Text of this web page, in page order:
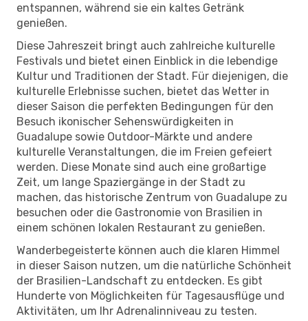
entspannen, während sie ein kaltes Getränk
genießen.
Diese Jahreszeit bringt auch zahlreiche kulturelle
Festivals und bietet einen Einblick in die lebendige
Kultur und Traditionen der Stadt. Für diejenigen, die
kulturelle Erlebnisse suchen, bietet das Wetter in
dieser Saison die perfekten Bedingungen für den
Besuch ikonischer Sehenswürdigkeiten in
Guadalupe sowie Outdoor-Märkte und andere
kulturelle Veranstaltungen, die im Freien gefeiert
werden. Diese Monate sind auch eine großartige
Zeit, um lange Spaziergänge in der Stadt zu
machen, das historische Zentrum von Guadalupe zu
besuchen oder die Gastronomie von Brasilien in
einem schönen lokalen Restaurant zu genießen.
Wanderbegeisterte können auch die klaren Himmel
in dieser Saison nutzen, um die natürliche Schönheit
der Brasilien-Landschaft zu entdecken. Es gibt
Hunderte von Möglichkeiten für Tagesausflüge und
Aktivitäten, um Ihr Adrenalinniveau zu testen.